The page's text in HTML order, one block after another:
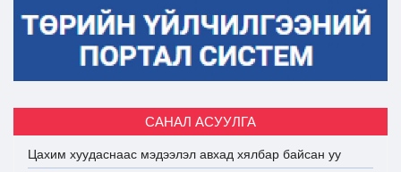
САНАЛ АСУУЛГА
Цахим хуудаснаас мэдээлэл авхад хялбар байсан уу